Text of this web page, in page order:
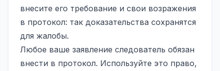
внесите его требование и свои возражения
в протокол: так доказательства сохранятся
для жалобы.
Любое ваше заявление следователь обязан
внести в протокол. Используйте это право,